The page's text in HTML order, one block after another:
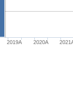
2019A 2020A